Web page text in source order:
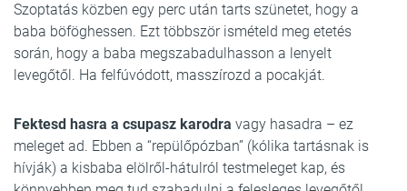
Szoptatás közben egy perc után tarts szünetet, hogy a
baba böföghessen. Ezt többször ismételd meg etetés
során, hogy a baba megszabadulhasson a lenyelt
levegőtől. Ha felfúvódott, masszírozd a pocakját.
Fektesd hasra a csupasz karodra vagy hasadra – ez
meleget ad. Ebben a “repülőpózban” (kólika tartásnak is
hívják) a kisbaba elölről-hátulról testmeleget kap, és